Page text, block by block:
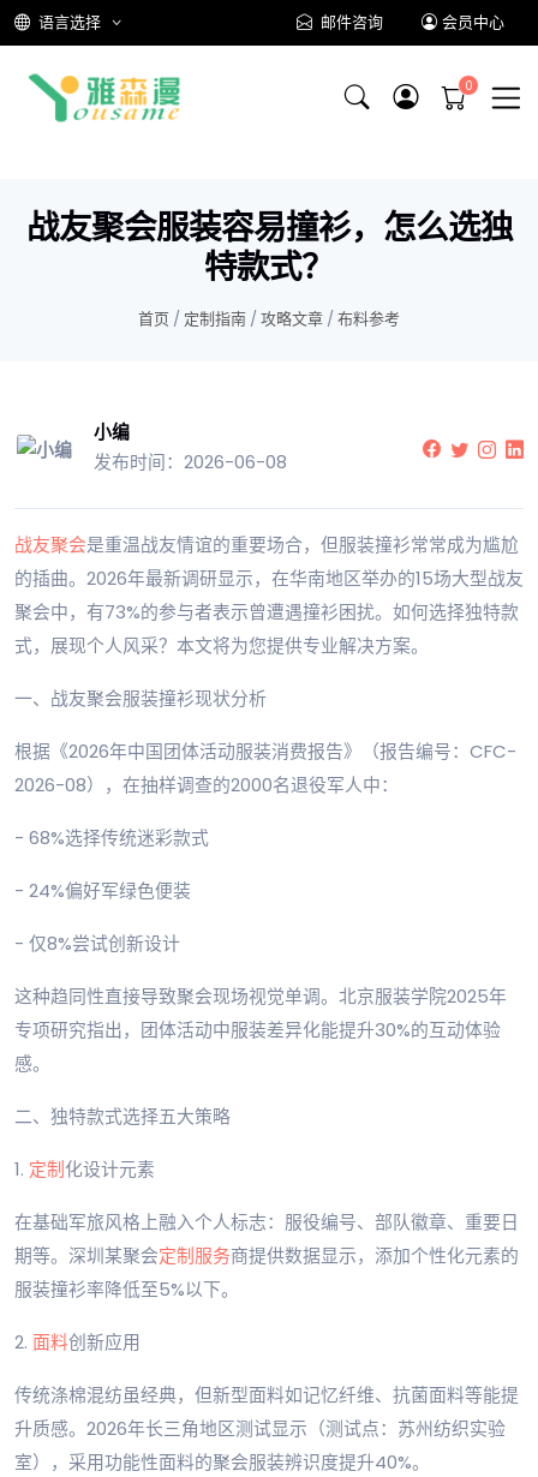
语言选择 邮件咨询 会员中心
战友聚会服装容易撞衫，怎么选独
特款式？
首页 / 定制指南 / 攻略文章 / 布料参考
小编
发布时间：2026-06-08
战友聚会是重温战友情谊的重要场合，但服装撞衫常常成为尴尬
的插曲。2026年最新调研显示，在华南地区举办的15场大型战友
聚会中，有73%的参与者表示曾遭遇撞衫困扰。如何选择独特款
式，展现个人风采？本文将为您提供专业解决方案。
一、战友聚会服装撞衫现状分析
根据《2026年中国团体活动服装消费报告》（报告编号：CFC-
2026-08），在抽样调查的2000名退役军人中：
- 68%选择传统迷彩款式
- 24%偏好军绿色便装
- 仅8%尝试创新设计
这种趋同性直接导致聚会现场视觉单调。北京服装学院2025年
专项研究指出，团体活动中服装差异化能提升30%的互动体验
感。
二、独特款式选择五大策略
1. 定制化设计元素
在基础军旅风格上融入个人标志：服役编号、部队徽章、重要日
期等。深圳某聚会定制服务商提供数据显示，添加个性化元素的
服装撞衫率降低至5%以下。
2. 面料创新应用
传统涤棉混纺虽经典，但新型面料如记忆纤维、抗菌面料等能提
升质感。2026年长三角地区测试显示（测试点：苏州纺织实验
室），采用功能性面料的聚会服装辨识度提升40%。